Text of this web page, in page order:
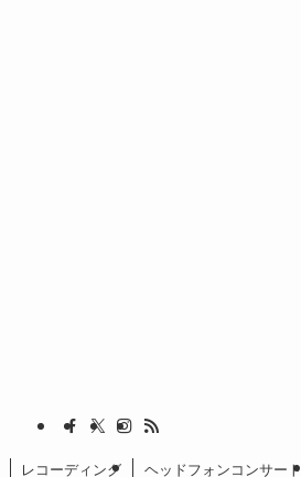
レコーディング ヘッドフォンコンサート